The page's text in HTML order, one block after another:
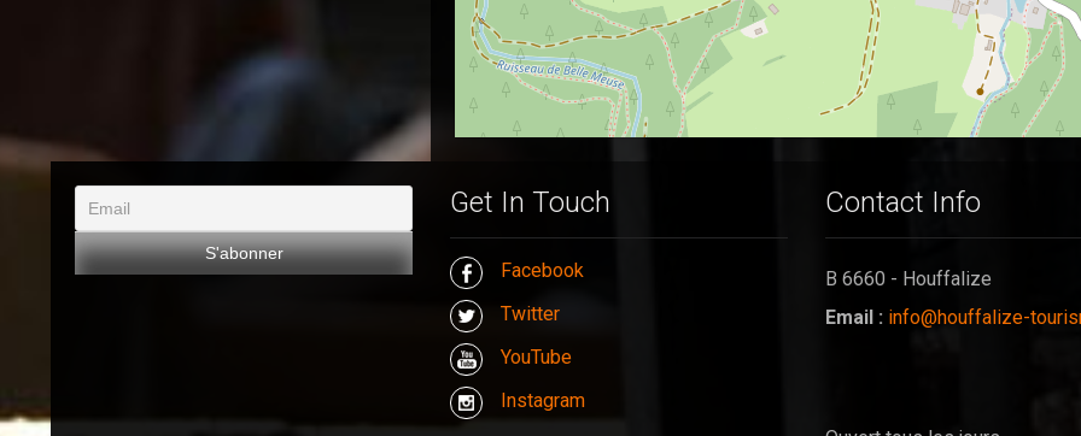
Get In Touch
Facebook
Twitter
YouTube
Instagram
Contact Info
B 6660 - Houffalize
Email : info@houffalize-